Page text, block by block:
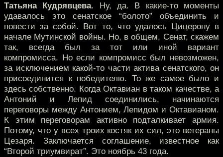
Татьяна Кудрявцева. Ну, да. В какие-то моменты
удавалось это сенатское “болото” объединить и
повести за собой. Вот то, что удалось Цицерону в
начале Мутинской войны. Но, в общем, Сенат, скажем
так, всегда был за тот или иной вариант
компромисса. Но если компромисс был невозможен,
за исключением какой-то части актива сенатского, он
присоединится к победителю. То же самое было и
здесь собственно. Когда Октавиан в таком качестве, а
Антоний и Лепид соединились, начинаются
переговоры между Антонием, Лепидом и Октавианом.
К этим переговорам активно подталкивает армия.
Потому, что у всех троих костяк их сил, это ветераны
Цезаря. Заключается соглашение, известное как
“Второй триумвират”. Это ноябрь 43 года.